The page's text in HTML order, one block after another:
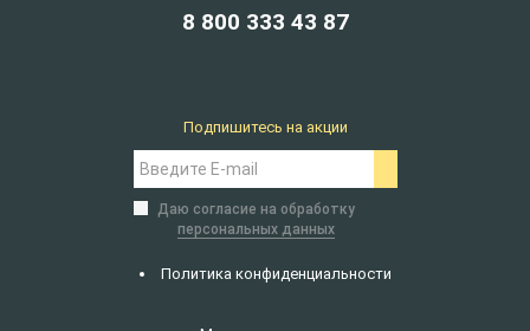
8 800 333 43 87
Политика конфиденциальности
Подпишитесь на акции
Даю согласие на обработку
персональных данных